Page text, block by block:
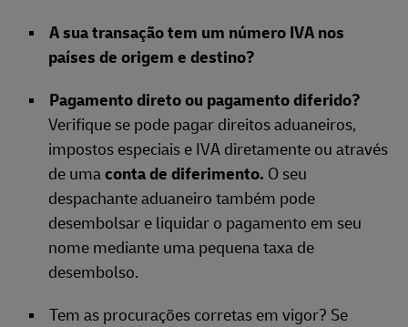
A sua transação tem um número IVA nos
países de origem e destino?
Pagamento direto ou pagamento diferido?
Verifique se pode pagar direitos aduaneiros,
impostos especiais e IVA diretamente ou através
de umaconta de diferimento. O seu
despachante aduaneiro também pode
desembolsar e liquidar o pagamento em seu
nome mediante uma pequena taxa de
desembolso.
Tem as procurações corretas em vigor? Se